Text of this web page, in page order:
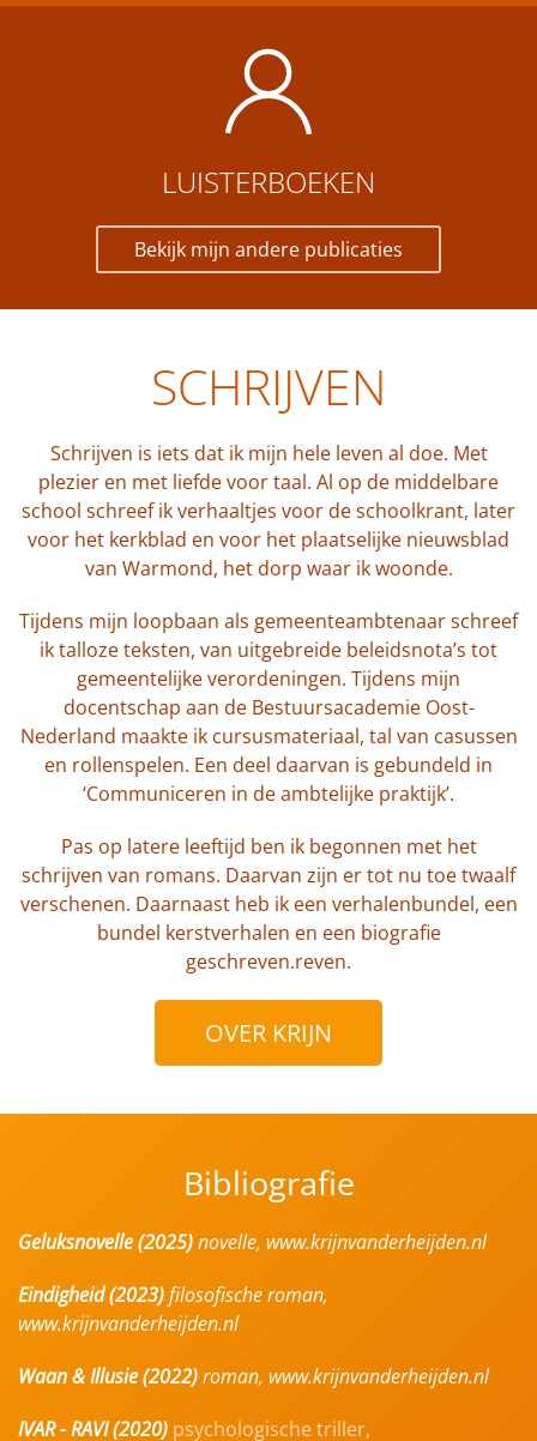
LUISTER­BOEKEN
Bekijk mijn andere publicaties
SCHRIJVEN
Schrijven is iets dat ik mijn hele leven al doe. Met
plezier en met liefde voor taal. Al op de middelbare
school schreef ik verhaaltjes voor de schoolkrant, later
voor het kerkblad en voor het plaatselijke nieuwsblad
van Warmond, het dorp waar ik woonde.
Tijdens mijn loopbaan als gemeenteambtenaar schreef
ik talloze teksten, van uitgebreide beleidsnota’s tot
gemeentelijke verordeningen. Tijdens mijn
docentschap aan de Bestuursacademie Oost-
Nederland maakte ik cursusmateriaal, tal van casussen
en rollenspelen. Een deel daarvan is gebundeld in
‘Communiceren in de ambtelijke praktijk’.
Pas op latere leeftijd ben ik begonnen met het
schrijven van romans. Daarvan zijn er tot nu toe twaalf
verschenen. Daarnaast heb ik een verhalenbundel, een
bundel kerstverhalen en een biografie
geschreven.reven.
OVER KRIJN
Bibliografie
Geluksnovelle (2025)novelle, www.krijnvanderheijden.nl
Eindigheid (2023)filosofische roman,
www.krijnvanderheijden.nl
Waan & Illusie (2022)roman, www.krijnvanderheijden.nl
IVAR - RAVI (2020) psychologische triller,